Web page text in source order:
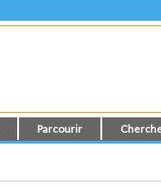
Parcourir